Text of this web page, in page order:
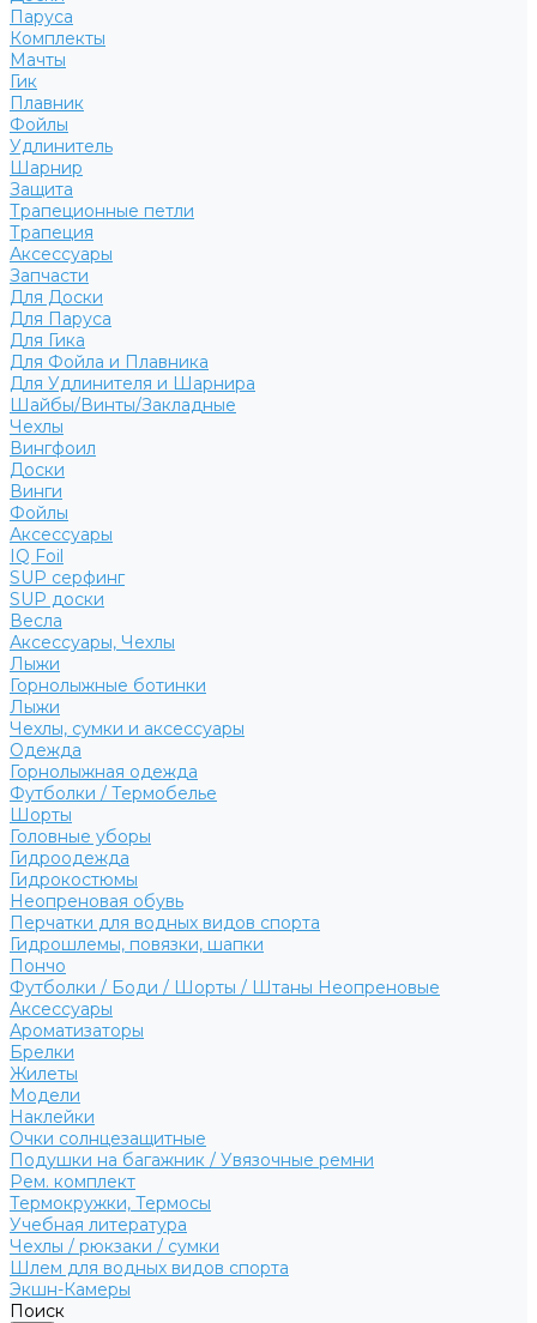
Паруса
Комплекты
Мачты
Гик
Плавник
Фойлы
Удлинитель
Шарнир
Защита
Трапеционные петли
Трапеция
Аксессуары
Запчасти
Для Доски
Для Паруса
Для Гика
Для Фойла и Плавника
Для Удлинителя и Шарнира
Шайбы/Винты/Закладные
Чехлы
Вингфоил
Доски
Винги
Фойлы
Аксессуары
IQ Foil
SUP серфинг
SUP доски
Весла
Аксессуары, Чехлы
Лыжи
Горнолыжные ботинки
Лыжи
Чехлы, сумки и аксессуары
Одежда
Горнолыжная одежда
Футболки / Термобелье
Шорты
Головные уборы
Гидроодежда
Гидрокостюмы
Неопреновая обувь
Перчатки для водных видов спорта
Гидрошлемы, повязки, шапки
Пончо
Футболки / Боди / Шорты / Штаны Неопреновые
Аксессуары
Ароматизаторы
Брелки
Жилеты
Модели
Наклейки
Очки солнцезащитные
Подушки на багажник / Увязочные ремни
Рем. комплект
Термокружки, Термосы
Учебная литература
Чехлы / рюкзаки / сумки
Шлем для водных видов спорта
Экшн-Камеры
Поиск